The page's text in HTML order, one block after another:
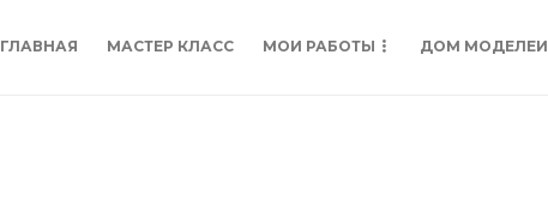
ГЛАВНАЯ МАСТЕР КЛАСС МОИ РАБОТЫ ДОМ МОДЕЛЕИ